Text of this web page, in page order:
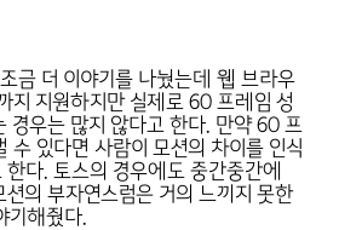
금 더 이야기를 나눴는데 웹 브라우
지 지원하지만 실제로 60 프레임 성
경우는 많지 않다고 한다. 만약 60 프
수 있다면 사람이 모션의 차이를 인식
다. 토스의 경우에도 중간중간에
의 부자연스럼은 거의 느끼지 못한
기해줬다.